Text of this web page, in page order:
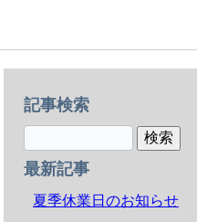
記事検索
最新記事
夏季休業日のお知らせ